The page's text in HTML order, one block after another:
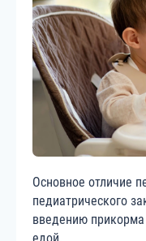
Основное отличие
педиатрического
введению